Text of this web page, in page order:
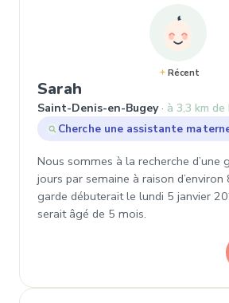
Récent
Sarah
Saint-Denis-en-Bugey
à 3,3 km
Cherche une assistante
Nous sommes à la recherche d’une
jours par semaine à raison
garde débuterait le lundi 5 janvier
serait âgé de 5 mois.